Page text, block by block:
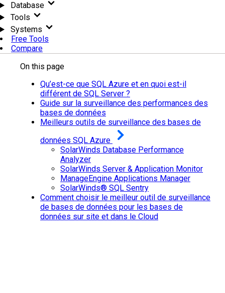
Database
Tools
Systems
Free Tools
Compare
On this page
Qu’est-ce que SQL Azure et en quoi est-il
différent de SQL Server ?
Guide sur la surveillance des performances des
bases de données
Meilleurs outils de surveillance des bases de
données SQL Azure
SolarWinds Database Performance
Analyzer
SolarWinds Server & Application Monitor
ManageEngine Applications Manager
SolarWinds® SQL Sentry
Comment choisir le meilleur outil de surveillance
de bases de données pour les bases de
données sur site et dans le Cloud